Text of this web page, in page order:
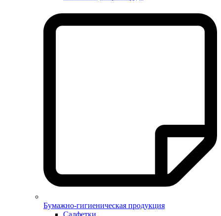
Бумажно-гигиеническая продукция